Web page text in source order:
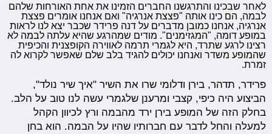
לאחר שבכינו והתרגשנו החברים הזמינו את אחת האורחות שלהם
לבמה, הם כינו אותה "פצצת אנרגיה" ואם אנחנו אומרים פצצת
אנרגיה, אנחנו כמובן מדברים על דנה פרידר שכבר יצא לנו לראות
במופע דומה, "המגזימנים". מודים שמהרגע שהיא עלתה לבמה לא
רצינו לרגע שתרד, היא לגמרי תרמה לאווירה הקופצנית והכיפית
שהמופע משדר ואנחנו יכולים להגיד בלב שלם שאפשר לקרוא לה
זמרת.
פרידר, תדהר, בירן ודלומי שרו את השיר "איך שיר נולד",
הביצוע היה כיפי, קצבי ומרענן שלגמרי עשה לנו טוב על הלב.
בחלק הזה של המופע בירן ירד מהבמה ורץ לכיוון הקהל
למעלה והחל לדבר עם חברותיו שהיו על הבמה. הוא בחן